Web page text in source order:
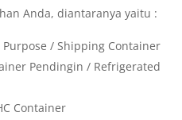
Anda, diantaranya yaitu :
/ Shipping Container
Pendingin / Refrigerated
Container